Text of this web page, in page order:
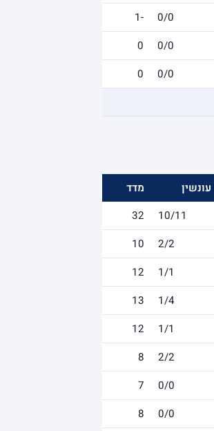
0/0
-1
0/0
0
0/0
0
עונשין
מדד
10/11
32
2/2
10
1/1
12
1/4
13
1/1
12
2/2
8
0/0
7
0/0
8